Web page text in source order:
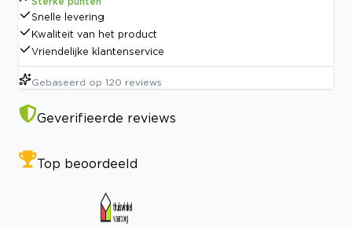
Snelle levering
Kwaliteit van het product
Vriendelijke klantenservice
Gebaseerd op 120 reviews
Geverifieerde reviews
Top beoordeeld